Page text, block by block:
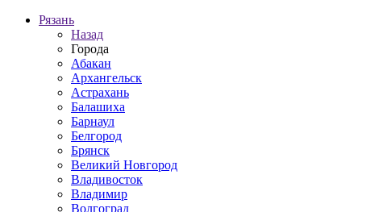
Рязань
Назад
Города
Абакан
Архангельск
Астрахань
Балашиха
Барнаул
Белгород
Брянск
Великий Новгород
Владивосток
Владимир
Волгоград